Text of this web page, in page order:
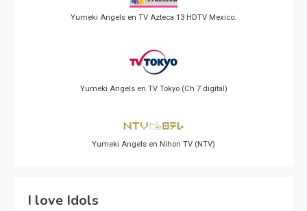
Yumeki Angels en TV Azteca 13 HDTV Mexico.
Yumeki Angels en TV Tokyo (Ch 7 digital)
Yumeki Angels en Nihon TV (NTV)
I love Idols